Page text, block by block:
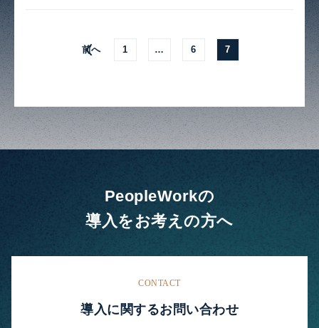
前へ 1 … 6 7
PeopleWorkの
導入をお考えの方へ
CONTACT
導入に関するお問い合わせ